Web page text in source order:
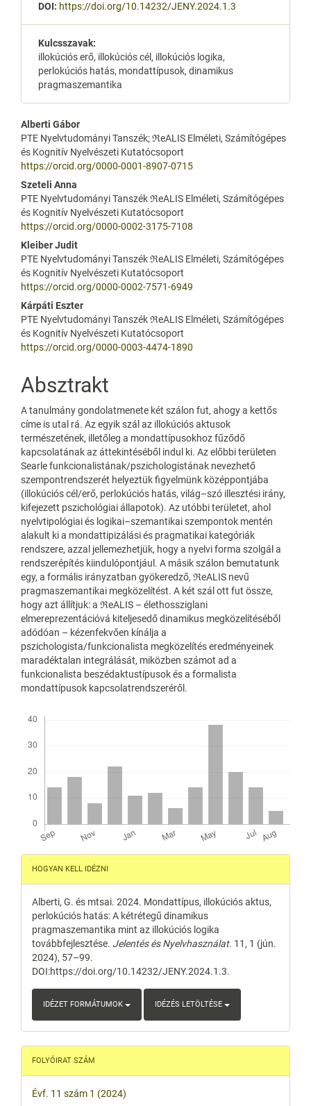
DOI: https://doi.org/10.14232/JENY.2024.1.3
Kulcsszavak:
illokúciós erő, illokúciós cél, illokúciós logika,
perlokúciós hatás, mondattípusok, dinamikus
pragmaszemantika
Main
Article
Content
Alberti Gábor
PTE Nyelvtudományi Tanszék; ℜeALIS Elméleti, Számítógépes
és Kognitív Nyelvészeti Kutatócsoport
https://orcid.org/0000-0001-8907-0715
Szeteli Anna
PTE Nyelvtudományi Tanszék ℜeALIS Elméleti, Számítógépes
és Kognitív Nyelvészeti Kutatócsoport
https://orcid.org/0000-0002-3175-7108
Kleiber Judit
PTE Nyelvtudományi Tanszék ℜeALIS Elméleti, Számítógépes
és Kognitív Nyelvészeti Kutatócsoport
https://orcid.org/0000-0002-7571-6949
Kárpáti Eszter
PTE Nyelvtudományi Tanszék ℜeALIS Elméleti, Számítógépes
és Kognitív Nyelvészeti Kutatócsoport
https://orcid.org/0000-0003-4474-1890
Absztrakt
A tanulmány gondolatmenete két szálon fut, ahogy a kettős
címe is utal rá. Az egyik szál az illokúciós aktusok
természetének, illetőleg a mondattípusokhoz fűződő
kapcsolatának az áttekintéséből indul ki. Az előbbi területen
Searle funkcionalistának/pszichologistának nevezhető
szempontrendszerét helyeztük figyelmünk középpontjába
(illokúciós cél/erő, perlokúciós hatás, világ–szó illesztési irány,
kifejezett pszichológiai állapotok). Az utóbbi területet, ahol
nyelvtipológiai és logikai–szemantikai szempontok mentén
alakult ki a mondattipizálási és pragmatikai kategóriák
rendszere, azzal jellemezhetjük, hogy a nyelvi forma szolgál a
rendszerépítés kiindulópontjául. A másik szálon bemutatunk
egy, a formális irányzatban gyökeredző, ℜeALIS nevű
pragmaszemantikai megközelítést. A két szál ott fut össze,
hogy azt állítjuk: a ℜeALIS – élethossziglani
elmereprezentációvá kiteljesedő dinamikus megközelítéséből
adódóan – kézenfekvően kínálja a
pszichologista/funkcionalista megközelítés eredményeinek
maradéktalan integrálását, miközben számot ad a
funkcionalista beszédaktustípusok és a formalista
mondattípusok kapcsolatrendszeréről.
Article
Details
HOGYAN KELL IDÉZNI
Alberti, G. és mtsai. 2024. Mondattípus, illokúciós aktus,
perlokúciós hatás: A kétrétegű dinamikus
pragmaszemantika mint az illokúciós logika
továbbfejlesztése. Jelentés és Nyelvhasználat. 11, 1 (jún.
2024), 57–99.
DOI:https://doi.org/10.14232/JENY.2024.1.3.
IDÉZET FORMÁTUMOK IDÉZÉS LETÖLTÉSE
FOLYÓIRAT SZÁM
Évf. 11 szám 1 (2024)